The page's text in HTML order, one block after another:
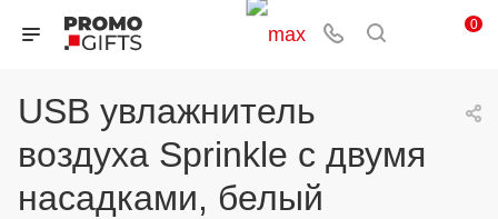
0
USB увлажнитель
воздуха Sprinkle с двумя
насадками, белый